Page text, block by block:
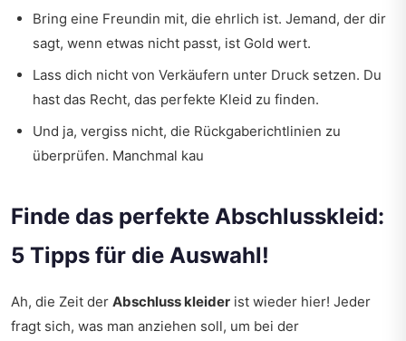
Bring eine Freundin mit, die ehrlich ist. Jemand, der dir
sagt, wenn etwas nicht passt, ist Gold wert.
Lass dich nicht von Verkäufern unter Druck setzen. Du
hast das Recht, das perfekte Kleid zu finden.
Und ja, vergiss nicht, die Rückgaberichtlinien zu
überprüfen. Manchmal kau
Finde das perfekte Abschlusskleid:
5 Tipps für die Auswahl!
Ah, die Zeit der Abschluss kleider ist wieder hier! Jeder
fragt sich, was man anziehen soll, um bei der